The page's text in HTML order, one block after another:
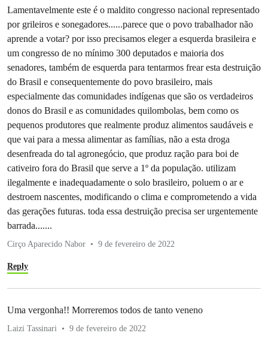
Lamentavelmente este é o maldito congresso nacional representado
por grileiros e sonegadores......parece que o povo trabalhador não
aprende a votar? por isso precisamos eleger a esquerda brasileira e
um congresso de no mínimo 300 deputados e maioria dos
senadores, também de esquerda para tentarmos frear esta destruição
do Brasil e consequentemente do povo brasileiro, mais
especialmente das comunidades indígenas que são os verdadeiros
donos do Brasil e as comunidades quilombolas, bem como os
pequenos produtores que realmente produz alimentos saudáveis e
que vai para a messa alimentar as famílias, não a esta droga
desenfreada do tal agronegócio, que produz ração para boi de
cativeiro fora do Brasil que serve a 1º da população. utilizam
ilegalmente e inadequadamente o solo brasileiro, poluem o ar e
destroem nascentes, modificando o clima e comprometendo a vida
das gerações futuras. toda essa destruição precisa ser urgentemente
barrada.......
Cirço Aparecido Nabor 9 de fevereiro de 2022
Reply
Uma vergonha!! Morreremos todos de tanto veneno
Laizi Tassinari 9 de fevereiro de 2022